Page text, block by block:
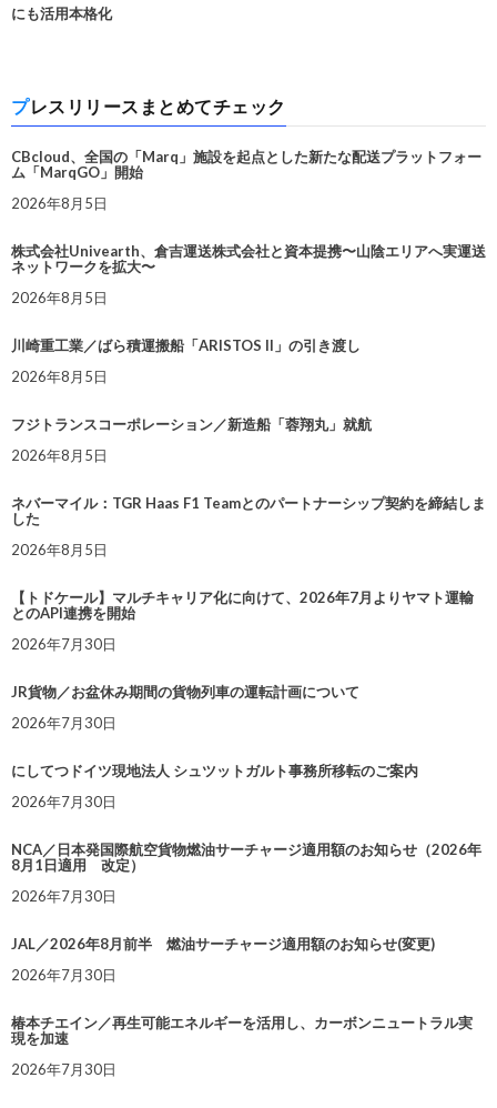
にも活用本格化
プレスリリースまとめてチェック
CBcloud、全国の「Marq」施設を起点とした新たな配送プラットフォー
ム「MarqGO」開始
2026年8月5日
株式会社Univearth、倉吉運送株式会社と資本提携〜山陰エリアへ実運送
ネットワークを拡大〜
2026年8月5日
川崎重工業／ばら積運搬船「ARISTOS II」の引き渡し
2026年8月5日
フジトランスコーポレーション／新造船「蓉翔丸」就航
2026年8月5日
ネバーマイル：TGR Haas F1 Teamとのパートナーシップ契約を締結しま
した
2026年8月5日
【トドケール】マルチキャリア化に向けて、2026年7月よりヤマト運輸
とのAPI連携を開始
2026年7月30日
JR貨物／お盆休み期間の貨物列車の運転計画について
2026年7月30日
にしてつドイツ現地法人 シュツットガルト事務所移転のご案内
2026年7月30日
NCA／日本発国際航空貨物燃油サーチャージ適用額のお知らせ（2026年
8月1日適用 改定）
2026年7月30日
JAL／2026年8月前半 燃油サーチャージ適用額のお知らせ(変更)
2026年7月30日
椿本チエイン／再生可能エネルギーを活用し、カーボンニュートラル実
現を加速
2026年7月30日